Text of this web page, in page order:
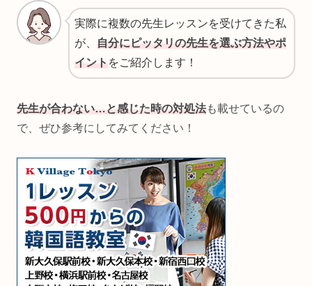
実際に複数の先生レッスンを受けてきた私
が、 自分にピッタリの先生を選ぶ方法やポ
イントをご紹介します！
先生が合わない…と感じた時の対処法も載せているの
で、ぜひ参考にしてみてください！